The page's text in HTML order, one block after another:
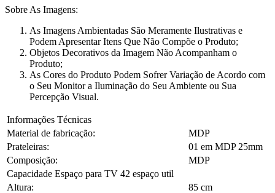
Sobre As Imagens:
As Imagens Ambientadas São Meramente Ilustrativas e
Podem Apresentar Itens Que Não Compõe o Produto;
Objetos Decorativos da Imagem Não Acompanham o
Produto;
As Cores do Produto Podem Sofrer Variação de Acordo com
o Seu Monitor a Iluminação do Seu Ambiente ou Sua
Percepção Visual.
Informações Técnicas
Material de fabricação:
MDP
Prateleiras:
01 em MDP 25mm
Composição:
MDP
Capacidade Espaço para TV 42 espaço util
Altura:
85 cm